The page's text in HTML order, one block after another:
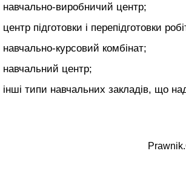
навчально-виробничий центр;
центр підготовки і перепідготовки
навчально-курсовий комбінат;
навчальний центр;
інші типи навчальних закладів, що